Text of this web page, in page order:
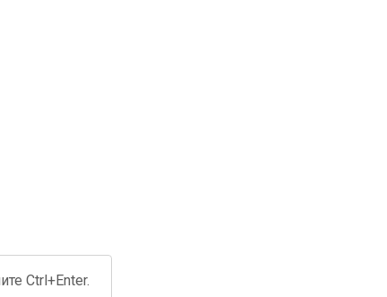
Ctrl+Enter.